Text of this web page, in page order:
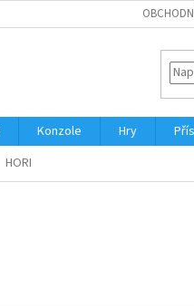
Konzole Hry
HORI